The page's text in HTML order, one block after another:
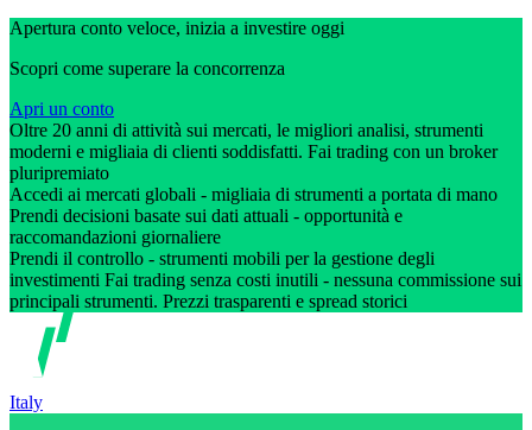
Apertura conto veloce, inizia a investire oggi
Scopri come superare la concorrenza
Apri un conto
Oltre 20 anni di attività sui mercati, le migliori analisi, strumenti
moderni e migliaia di clienti soddisfatti. Fai trading con un broker
pluripremiato
Accedi ai mercati globali - migliaia di strumenti a portata di mano
Prendi decisioni basate sui dati attuali - opportunità e
raccomandazioni giornaliere
Prendi il controllo - strumenti mobili per la gestione degli
investimenti Fai trading senza costi inutili - nessuna commissione sui
principali strumenti. Prezzi trasparenti e spread storici
Italy